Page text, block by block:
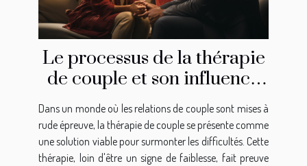
Le processus de la thérapie
de couple et son influence
sur l'amélioration de la
communication dans une
relation
Dans un monde où les relations de couple sont mises à
rude épreuve, la thérapie de couple se présente comme
une solution viable pour surmonter les difficultés. Cette
thérapie, loin d'être un signe de faiblesse, fait preuve